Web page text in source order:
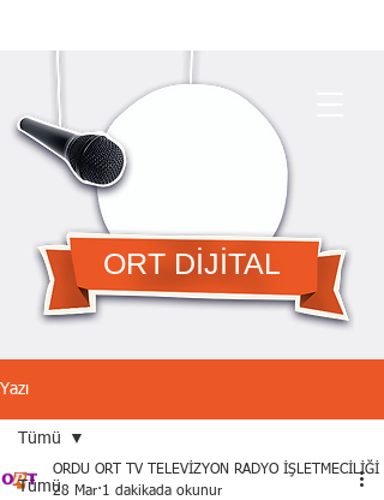
ORT DİJİTAL
Yazı
Tümü
Tümü
ORDU ORT TV TELEVİZYON RADYO İŞLETMECİLİĞİ
28 Mar 1 dakikada okunur